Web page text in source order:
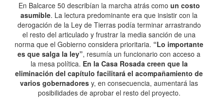
En Balcarce 50 describían la marcha atrás como un costo
asumible. La lectura predominante era que insistir con la
derogación de la Ley de Tierras podía terminar arrastrando
el resto del articulado y frustrar la media sanción de una
norma que el Gobierno considera prioritaria. “Lo importante
es que salga la ley”, resumía un funcionario con acceso a
la mesa política. En la Casa Rosada creen que la
eliminación del capítulo facilitará el acompañamiento de
varios gobernadores y, en consecuencia, aumentará las
posibilidades de aprobar el resto del proyecto.